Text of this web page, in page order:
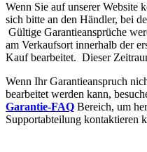
Wenn Sie auf unserer Website
sich bitte an den Händler, bei
Gültige Garantieansprüche
am Verkaufsort innerhalb der
Kauf bearbeitet. Dieser
Wenn Ihr Garantieanspruch
bearbeitet werden kann,
Garantie-FAQ Bereich, um
Supportabteilung kontaktieren